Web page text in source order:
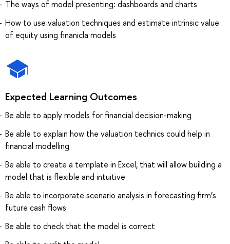
The ways of model presenting: dashboards and charts
How to use valuation techniques and estimate intrinsic value
of equity using finanicla models
Expected Learning Outcomes
Be able to apply models for financial decision-making
Be able to explain how the valuation technics could help in
financial modelling
Be able to create a template in Excel, that will allow building a
model that is flexible and intuitive
Be able to incorporate scenario analysis in forecasting firm’s
future cash flows
Be able to check that the model is correct